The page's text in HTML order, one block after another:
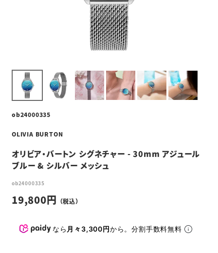
ob24000335
OLIVIA BURTON
オリビア・バートン シグネチャー - 30mm アジュール
ブルー & シルバー メッシュ
ob24000335
19,800
なら 月々3,300円から。分割手数料無料